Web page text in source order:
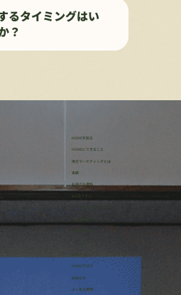
るタイミングはい
？
HONEを知る
HONEにできること
地方マーケティングとは
実績
お役立ち資料
・リサーチサポートプラン
・事業伴走プラン
ほねろぐ
HONEブログ
​お知らせ
よくある質問